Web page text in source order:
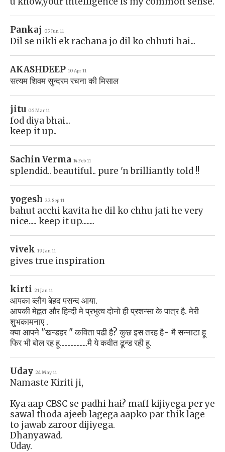
Pankaj 05 Jun 11
Dil se nikli ek rachana jo dil ko chhuti hai...
AKASHDEEP 10 Apr 11
सत्यम शिवम सुन्दरम रचना की मिसाल
jitu 06 Mar 11
fod diya bhai...
keep it up..
Sachin Verma 14 Feb 11
splendid.. beautiful.. pure 'n brilliantly told !!
yogesh 22 Sep 11
bahut acchi kavita he dil ko chhu jati he very
nice..... keep it up........
vivek 19 Jan 11
gives true inspiration
kirti 21 Jan 11
आपका ब्लौग बेहद पसन्द आया.
आपकी मेह्नत और हिन्दी मे प्रभुत्व दोनो ही प्रशन्सा के पात्र है. मेरी
शुभकामनाए .
क्या आपने "खन्डहर " कविता पढी है? कुछ इस तरह है- मै सन्नाटा हू
फिर भी बोल रह हू..................मै ये कवीत ढून्ड रही हू.
Uday 24 May 11
Namaste Kiriti ji,
Kya aap CBSC se padhi hai? maff kijiyega per ye
sawal thoda ajeeb lagega aapko par thik lage
to jawab zaroor dijiyega.
Dhanyawad.
Uday.